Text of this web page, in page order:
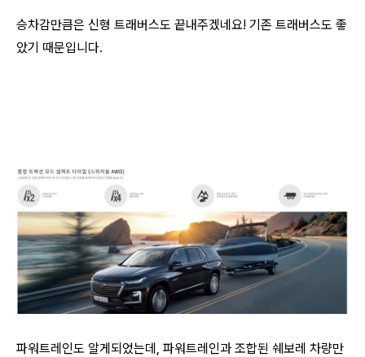
승차감만큼은 신형 트래버스도 끝내주겠네요! 기존 트래버스도 좋
았기 때문입니다.
파워트레인도 알게되었는데, 파워트레인과 조합된 쉐보레 차량만